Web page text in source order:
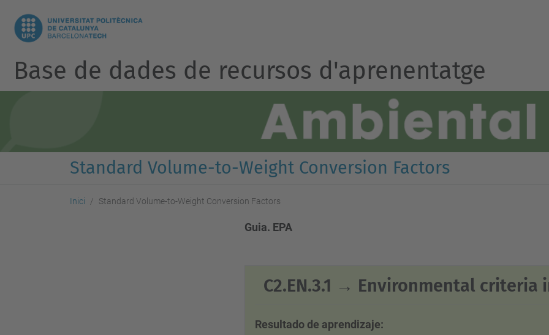
Base de dades de recursos d'aprenentatge
Standard Volume-to-Weight Conversion Factors
Inici Standard Volume-to-Weight Conversion Factors
Guia. EPA
C2.EN.3.1 → Environmental
Resultado de aprendizaje: